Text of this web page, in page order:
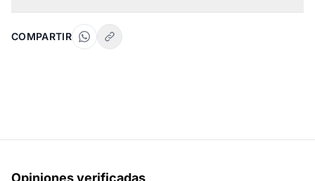
COMPARTIR
Opiniones verificadas